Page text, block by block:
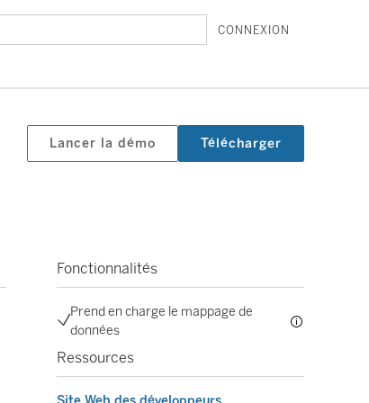
CONNEXION
Lancer la démo Télécharger
Fonctionnalités
Prend en charge le mappage de
données
Ressources